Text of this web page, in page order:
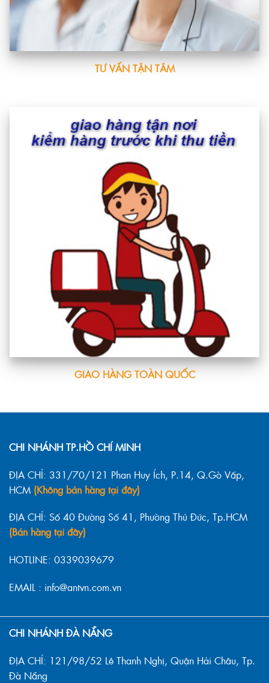
TƯ VẤN TẬN TÂM
GIAO HÀNG TOÀN QUỐC
CHI NHÁNH TP.HỒ CHÍ MINH
ĐỊA CHỈ: 331/70/121 Phan Huy Ích, P.14, Q.Gò Vấp,
HCM (Không bán hàng tại đây)
ĐỊA CHỈ: Số 40 Đường Số 41, Phường Thủ Đức, Tp.HCM
(Bán hàng tại đây)
HOTLINE: 0339039679
EMAIL : info@antvn.com.vn
CHI NHÁNH ĐÀ NẴNG
ĐỊA CHỈ: 121/98/52 Lê Thanh Nghị, Quận Hải Châu, Tp.
Đà Nẵng